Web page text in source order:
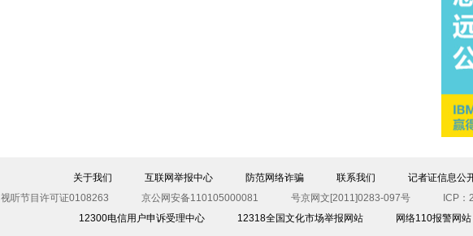
关于我们 互联网举报中心 防范网络诈骗 联系我们
记者证信息公
视听节目许可证0108263
京公网安备110105000081 号京网文[2011]0283-097号
ICP
12300电信用户申诉受理中心
12318全国文化市场举报网站 网络110报警网站